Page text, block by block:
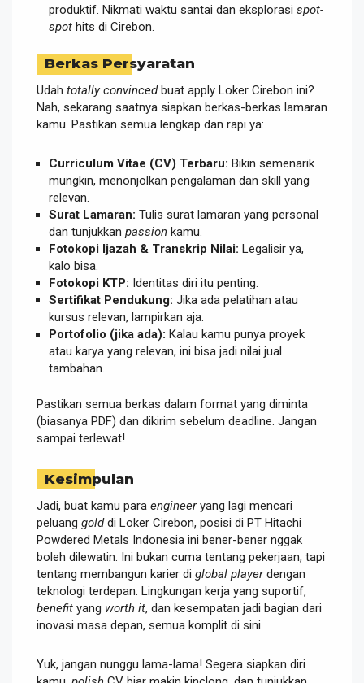
produktif. Nikmati waktu santai dan eksplorasi spot-
spot hits di Cirebon.
Berkas Persyaratan
Udah totally convincedbuat apply Loker Cirebon ini?
Nah, sekarang saatnya siapkan berkas-berkas lamaran
kamu. Pastikan semua lengkap dan rapi ya:
Curriculum Vitae (CV) Terbaru: Bikin semenarik
mungkin, menonjolkan pengalaman dan skill yang
relevan.
Surat Lamaran: Tulis surat lamaran yang personal
dan tunjukkan passion kamu.
Fotokopi Ijazah & Transkrip Nilai: Legalisir ya,
kalo bisa.
Fotokopi KTP: Identitas diri itu penting.
Sertifikat Pendukung: Jika ada pelatihan atau
kursus relevan, lampirkan aja.
Portofolio (jika ada): Kalau kamu punya proyek
atau karya yang relevan, ini bisa jadi nilai jual
tambahan.
Pastikan semua berkas dalam format yang diminta
(biasanya PDF) dan dikirim sebelum deadline. Jangan
sampai terlewat!
Kesimpulan
Jadi, buat kamu para engineeryang lagi mencari
peluang golddi Loker Cirebon, posisi di PT Hitachi
Powdered Metals Indonesia ini bener-bener nggak
boleh dilewatin. Ini bukan cuma tentang pekerjaan, tapi
tentang membangun karier di global playerdengan
teknologi terdepan. Lingkungan kerja yang suportif,
benefit yang worth it, dan kesempatan jadi bagian dari
inovasi masa depan, semua komplit di sini.
Yuk, jangan nunggu lama-lama! Segera siapkan diri